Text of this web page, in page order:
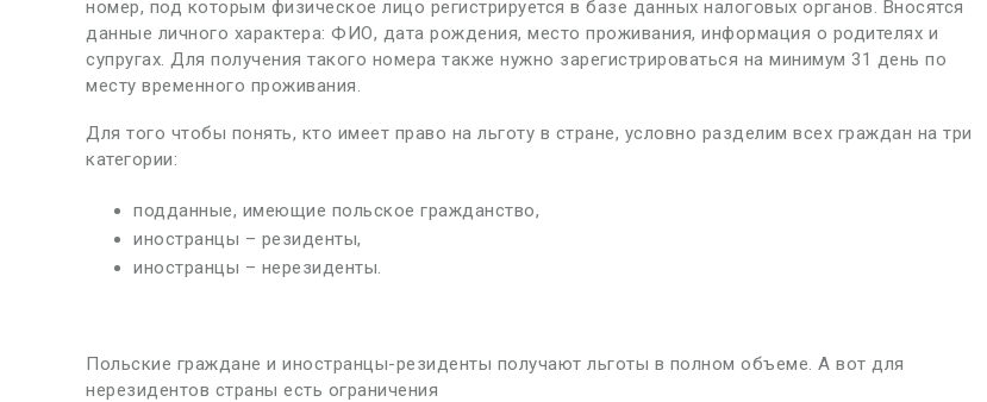
номер, под которым физическое лицо регистрируется в базе данных налоговых органов. Вносятся
данные личного характера: ФИО, дата рождения, место проживания, информация о родителях и
супругах. Для получения такого номера также нужно зарегистрироваться на минимум 31 день по
месту временного проживания.
Для того чтобы понять, кто имеет право на льготу в стране, условно разделим всех граждан на три
категории:
подданные, имеющие польское гражданство,
иностранцы – резиденты,
иностранцы – нерезиденты.
Польские граждане и иностранцы-резиденты получают льготы в полном объеме. А вот для
нерезидентов страны есть ограничения